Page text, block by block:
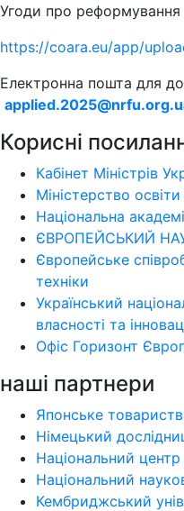
Угоди про реформування
https://coara.eu/app/
Електронна пошта для
Корисні
Кабінет Міністрів
Міністерство
Національна
ЄВРОПЕЙСЬКИЙ
Європейське
техніки
Український
власності та
Офіс Горизонт
наші партнери
Японське
Німецький
Національний
Національний
Кембриджський